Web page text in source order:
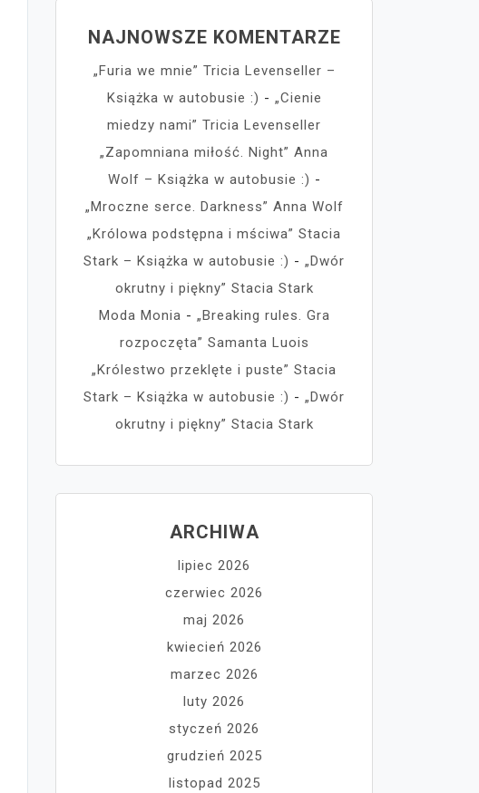
NAJNOWSZE KOMENTARZE
„Furia we mnie” Tricia Levenseller –
Książka w autobusie :) - „Cienie
miedzy nami” Tricia Levenseller
„Zapomniana miłość. Night” Anna
Wolf – Książka w autobusie :) -
„Mroczne serce. Darkness” Anna Wolf
„Królowa podstępna i mściwa” Stacia
Stark – Książka w autobusie :) - „Dwór
okrutny i piękny” Stacia Stark
Moda Monia - „Breaking rules. Gra
rozpoczęta” Samanta Luois
„Królestwo przeklęte i puste” Stacia
Stark – Książka w autobusie :) - „Dwór
okrutny i piękny” Stacia Stark
ARCHIWA
lipiec 2026
czerwiec 2026
maj 2026
kwiecień 2026
marzec 2026
luty 2026
styczeń 2026
grudzień 2025
listopad 2025